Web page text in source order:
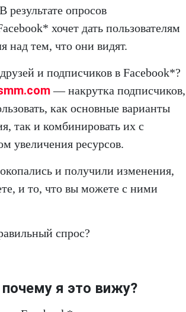
результате опросов
хочет дать пользователям
над тем, что они видят.
и подписчиков в Facebook*?
— накрутка подписчиков,
как основные варианты
так и комбинировать их с
увеличения ресурсов.
и получили изменения,
и то, что вы можете с ними
спрос?
я это вижу?